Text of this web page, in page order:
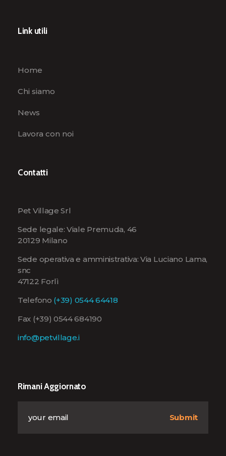
Link utili
Home
Chi siamo
News
Lavora con noi
Contatti
Pet Village Srl
Sede legale: Viale Premuda, 46
20129 Milano
Sede operativa e amministrativa: Via Luciano Lama,
snc
47122 Forlì
Telefono (+39) 0544 64418
Fax (+39) 0544 684190
info@petvillage.i
Rimani Aggiornato